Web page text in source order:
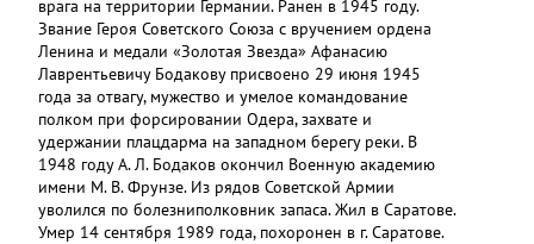
врага на территории Германии. Ранен в 1945 году.
Звание Героя Советского Союза с вручением ордена
Ленина и медали «Золотая Звезда» Афанасию
Лаврентьевичу Бодакову присвоено 29 июня 1945
года за отвагу, мужество и умелое командование
полком при форсировании Одера, захвате и
удержании плацдарма на западном берегу реки. В
1948 году А. Л. Бодаков окончил Военную академию
имени М. В. Фрунзе. Из рядов Советской Армии
уволился по болезниполковник запаса. Жил в Саратове.
Умер 14 сентября 1989 года, похоронен в г. Саратове.